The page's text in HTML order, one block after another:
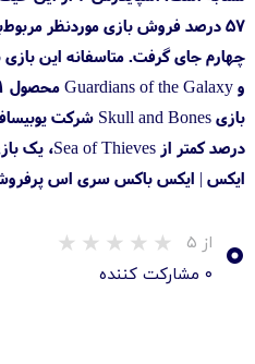
و Guardians of the Galaxy محصول ۲۰۲۱ است.
ایکس | ایکس باکس سری اس
۰ از ۵
۰ مشارکت کننده